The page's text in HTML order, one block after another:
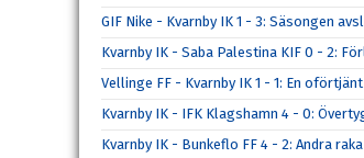
GIF Nike - Kvarnby IK 1 - 3: Säsongen
Kvarnby IK - Saba Palestina KIF 0 - 2:
Vellinge FF - Kvarnby IK 1 - 1: En
Kvarnby IK - IFK Klagshamn 4 - 0:
Kvarnby IK - Bunkeflo FF 4 - 2: Andra